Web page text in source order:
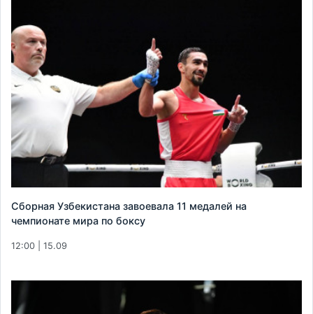
Сборная Узбекистана завоевала 11 медалей на
чемпионате мира по боксу
12:00 | 15.09